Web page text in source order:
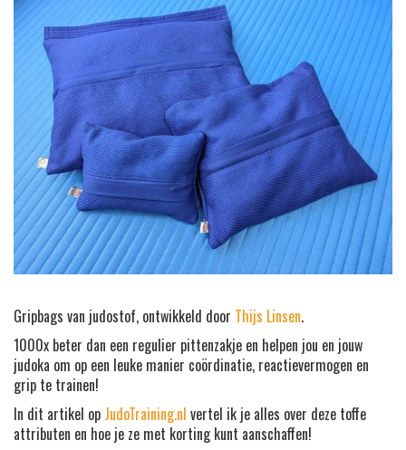
Gripbags van judostof, ontwikkeld door Thijs Linsen.
1000x beter dan een regulier pittenzakje en helpen jou en jouw
judoka om op een leuke manier coördinatie, reactievermogen en
grip te trainen!
In dit artikel op JudoTraining.nl vertel ik je alles over deze toffe
attributen en hoe je ze met korting kunt aanschaffen!